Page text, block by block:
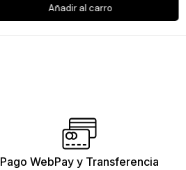
Añadir al carro
Pago WebPay y Transferencia